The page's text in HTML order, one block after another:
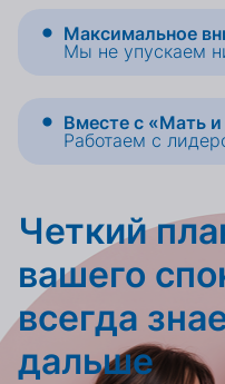
Максимальное
Мы не упускаем
Вместе с «Мать и
Работаем с
Четкий
вашего
всегда
дальше